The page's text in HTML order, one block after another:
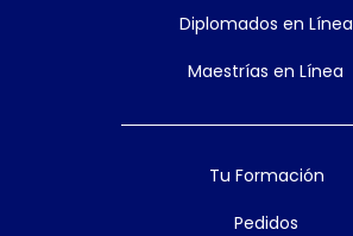
Diplomados en Línea
Maestrías en Línea
Tu Formación
Pedidos